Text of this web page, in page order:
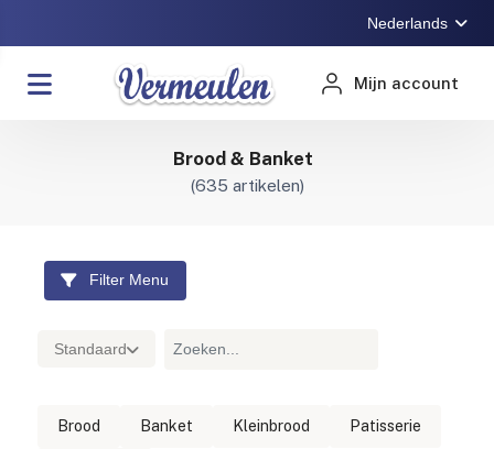
Nederlands
Mijn account
Brood & Banket
(635 artikelen)
Filter Menu
Standaard
Brood Banket Kleinbrood Patisserie